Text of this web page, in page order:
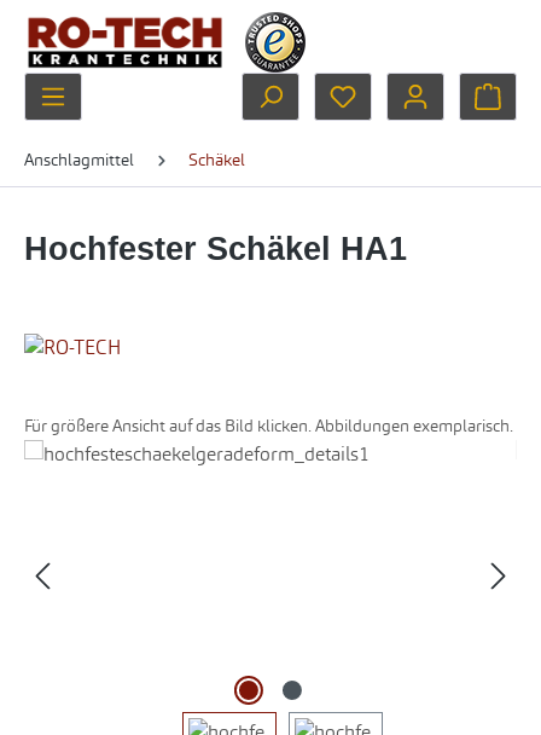
Zum Hauptinhalt springen
Du hast 0 Produkte
Anschlagmittel Schäkel
Hochfester Schäkel HA1
Für größere Ansicht auf das Bild klicken. Abbildungen exemplarisch.
Bildergalerie überspringen